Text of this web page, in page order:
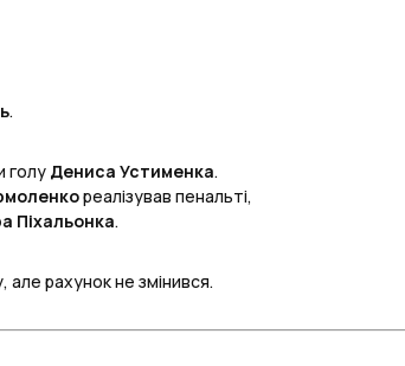
.
голу Дениса Устименка.
реалізував пенальті,
Піхальонка.
рахунок не змінився.